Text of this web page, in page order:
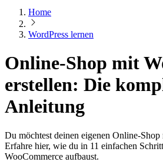
Home
WordPress lernen
Online-Shop mit
erstellen: Die
Anleitung
Du möchtest deinen eigenen Online-Shop
Erfahre hier, wie du in 11 einfachen
WooCommerce aufbaust.